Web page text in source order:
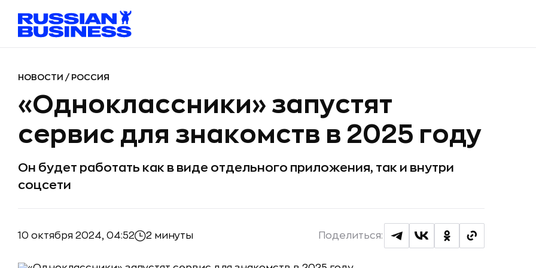
НОВОСТИ / РОССИЯ
«Одноклассники» запустят
сервис для знакомств в 2025 году
Он будет работать как в виде отдельного приложения, так и внутри
соцсети
10 октября 2024, 04:52 2 минуты Поделиться: